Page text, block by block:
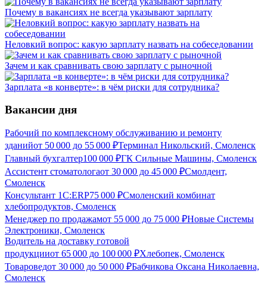
Почему в вакансиях не всегда указывают зарплату
Неловкий вопрос: какую зарплату назвать на собеседовании
Зачем и как сравнивать свою зарплату с рыночной
Зарплата «в конверте»: в чём риски для сотрудника?
Вакансии дня
Рабочий по комплексному обслуживанию и ремонту
зданийот 50 000 до 55 000 ₽Терминал Никольский, Смоленск
Главный бухгалтер100 000 ₽ГК Сильные Машины, Смоленск
Ассистент стоматологаот 30 000 до 45 000 ₽Смолдент,
Смоленск
Консультант 1С:ERP75 000 ₽Смоленский комбинат
хлебопродуктов, Смоленск
Менеджер по продажамот 55 000 до 75 000 ₽Новые Системы
Электроники, Смоленск
Водитель на доставку готовой
продукцииот 65 000 до 100 000 ₽Хлебопек, Смоленск
Товароведот 30 000 до 50 000 ₽Бабчикова Оксана Николаевна,
Смоленск